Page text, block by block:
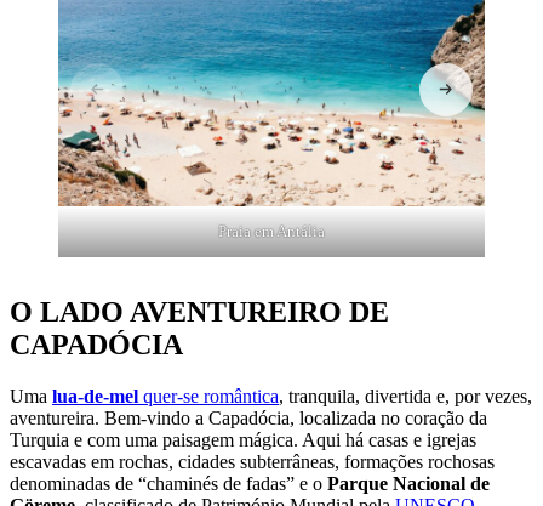
Praia em Antália
O LADO AVENTUREIRO DE
CAPADÓCIA
Uma lua-de-mel quer-se romântica, tranquila, divertida e, por vezes,
aventureira. Bem-vindo a Capadócia, localizada no coração da
Turquia e com uma paisagem mágica. Aqui há casas e igrejas
escavadas em rochas, cidades subterrâneas, formações rochosas
denominadas de “chaminés de fadas” e o Parque Nacional de